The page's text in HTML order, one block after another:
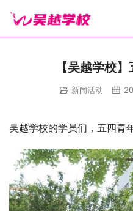
【吴越学校
新闻活动
吴越学校的学员们，五四